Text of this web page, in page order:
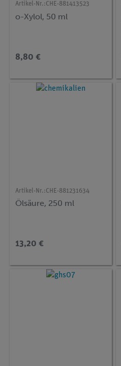
Artikel-Nr.:CHE-881413523
o-Xylol, 50 ml
8,80 €
Artikel-Nr.:CHE-881231634
Ölsäure, 250 ml
13,20 €